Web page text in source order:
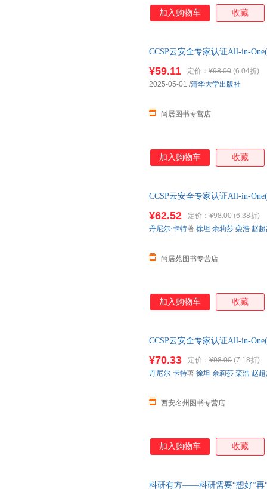
会带来了严重的威胁。在这样
的焦点，CCSP云安全专家认
安全各领域管理和技术的相关
为CCSP考生在云安全认证考
算安全事业的蓬勃发展。
加入购物车 收藏
CCSP云安全专家认证All-in-
¥59.11 定价： ¥98.00 (6.04折)
尚居图书专营店
2025-05-01 /清华大学出版社
加入购物车 收藏
CCSP云安全专家认证All-in-
¥62.52 定价： ¥98.00 (6.38折)
尚居苑图书专营店
丹尼尔·卡特著 徐坦 余莉莎 栾浩 赵
加入购物车 收藏
CCSP云安全专家认证All-in-
¥70.33 定价： ¥98.00 (7.18折)
西安名州图书专营店
丹尼尔·卡特著 徐坦 余莉莎 栾浩 赵
加入购物车 收藏
科研有方——科研需要“想好”再